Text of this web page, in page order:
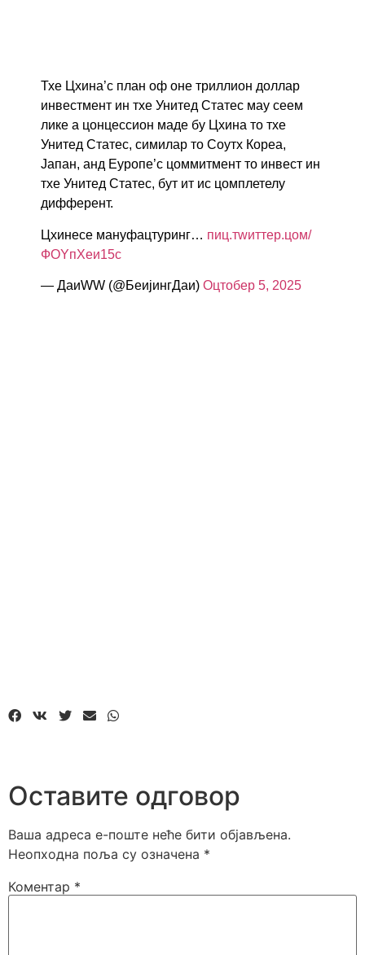
Тхе Цхина’с план оф оне триллион доллар
инвестмент ин тхе Унитед Статес маy сеем
лике а цонцессион маде бy Цхина то тхе
Унитед Статес, симилар то Соутх Кореа,
Јапан, анд Еуропе’с цоммитмент то инвест ин
тхе Унитед Статес, бут ит ис цомплетелy
дифферент.
Цхинесе мануфацтуринг… пиц.тwиттер.цом/
ФОYпXеи15с
— ДаиWW (@БеијингДаи) Оцтобер 5, 2025
Оставите одговор
Ваша адреса е-поште неће бити објављена.
Неопходна поља су означена *
Коментар *